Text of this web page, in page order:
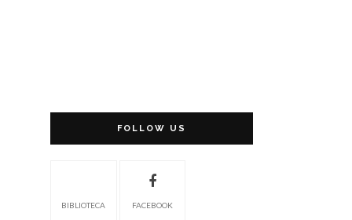
FOLLOW US
BIBLIOTECA FACEBOOK